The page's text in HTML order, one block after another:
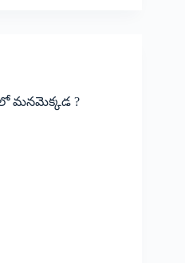
మనమెక్కడ ?